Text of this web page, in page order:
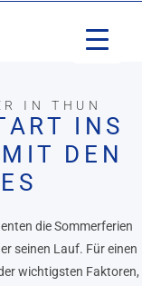
IN THUN
INS
DEN
die Sommerferien
seinen Lauf. Für einen
wichtigsten Faktoren,